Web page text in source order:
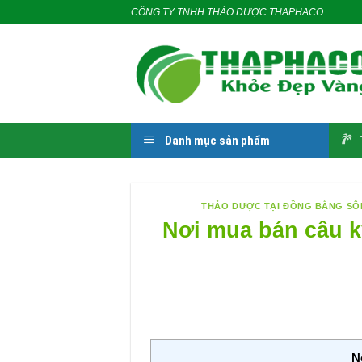
CÔNG TY TNHH THẢO DƯỢC THAPHACO
Danh mục sản phẩm
THẢO DƯỢC TẠI ĐỒNG BẰNG
Nơi mua bán câu